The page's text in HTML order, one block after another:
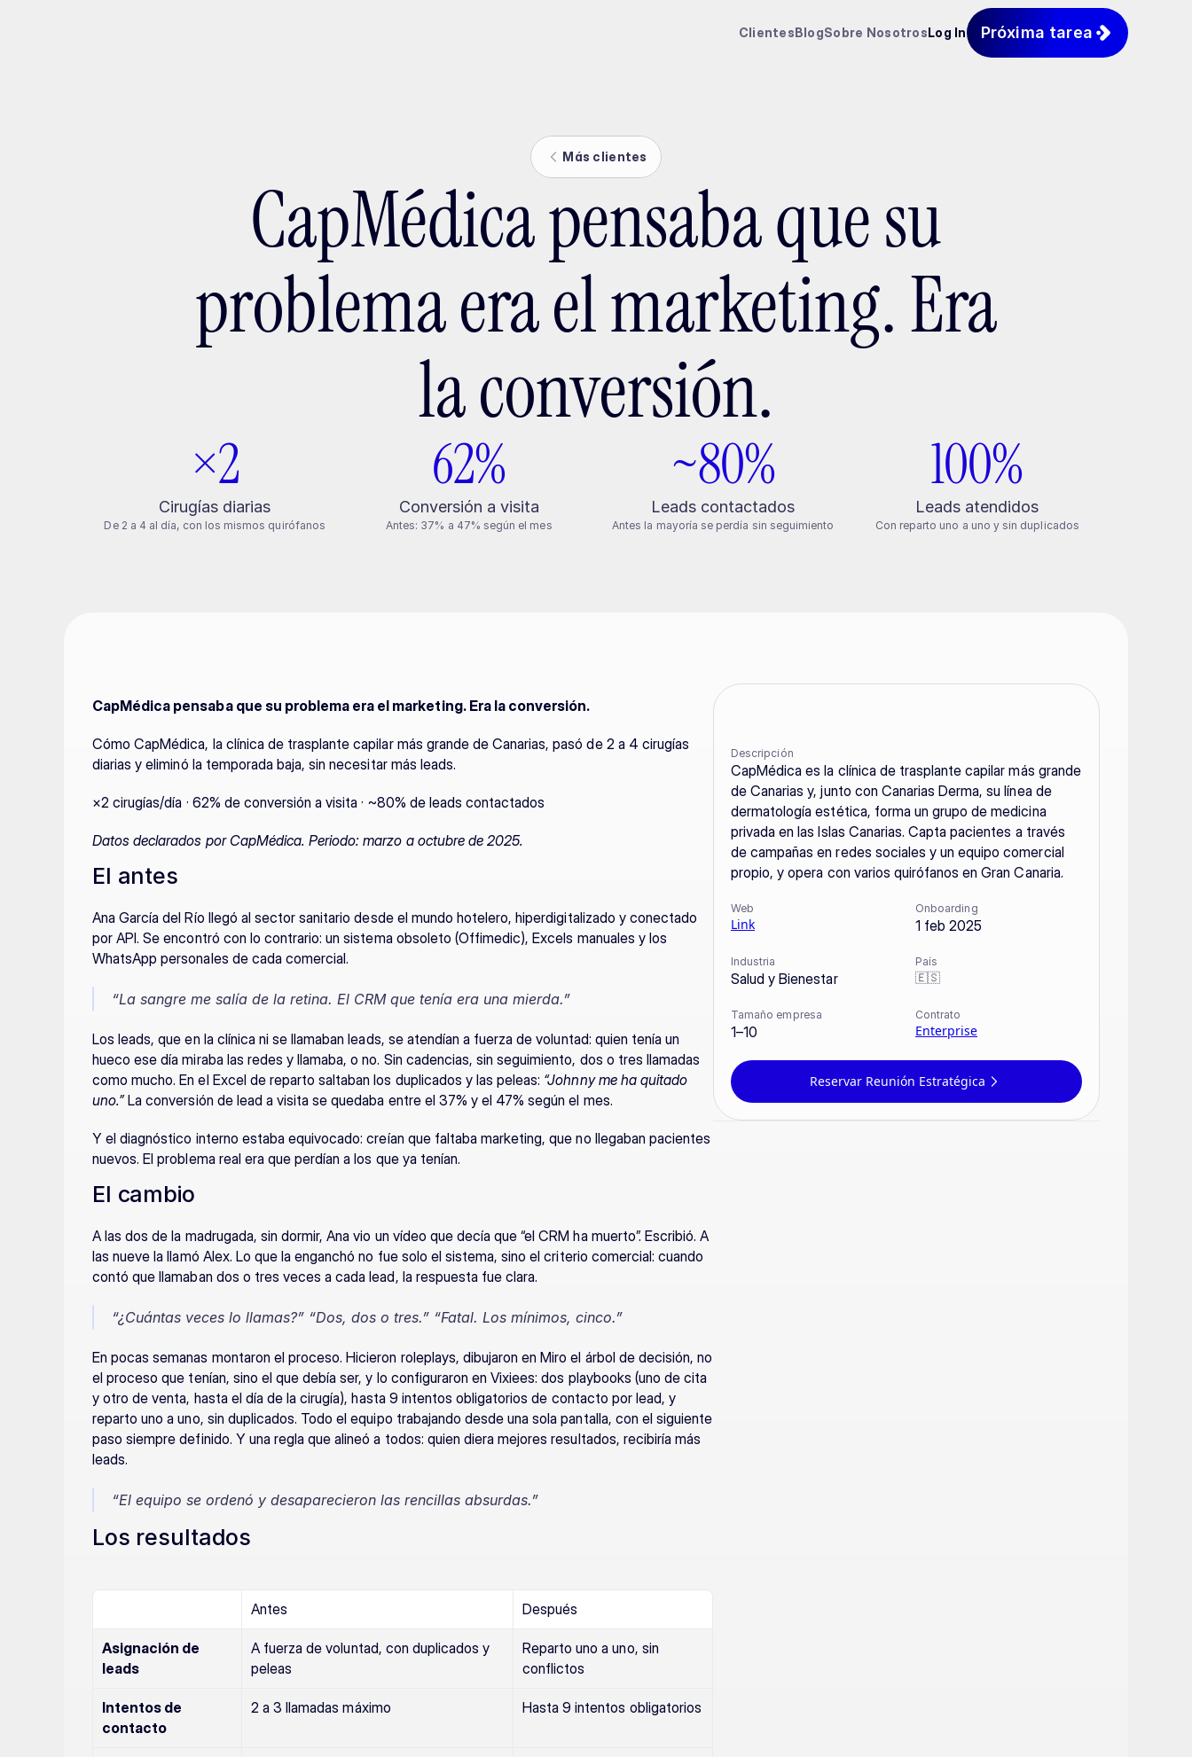
ClientesBlogSobre NosotrosLog In Próxima tarea
Más clientes
CapMédica pensaba que su
problema era el marketing. Era
la conversión.
×2
Cirugías diarias
De 2 a 4 al día, con los mismos quirófanos
62%
Conversión a visita
Antes: 37% a 47% según el mes
~80%
Leads contactados
Antes la mayoría se perdía sin seguimiento
100%
Leads atendidos
Con reparto uno a uno y sin duplicados
CapMédica pensaba que su problema era el marketing. Era la conversión.
Cómo CapMédica, la clínica de trasplante capilar más grande de Canarias, pasó de 2 a 4 cirugías
diarias y eliminó la temporada baja, sin necesitar más leads.
×2 cirugías/día · 62% de conversión a visita · ~80% de leads contactados
Datos declarados por CapMédica. Periodo: marzo a octubre de 2025.
El antes
Ana García del Río llegó al sector sanitario desde el mundo hotelero, hiperdigitalizado y conectado
por API. Se encontró con lo contrario: un sistema obsoleto (Offimedic), Excels manuales y los
WhatsApp personales de cada comercial.
“La sangre me salía de la retina. El CRM que tenía era una mierda.”
Los leads, que en la clínica ni se llamaban leads, se atendían a fuerza de voluntad: quien tenía un
hueco ese día miraba las redes y llamaba, o no. Sin cadencias, sin seguimiento, dos o tres llamadas
como mucho. En el Excel de reparto saltaban los duplicados y las peleas: “Johnny me ha quitado
uno.” La conversión de lead a visita se quedaba entre el 37% y el 47% según el mes.
Y el diagnóstico interno estaba equivocado: creían que faltaba marketing, que no llegaban pacientes
nuevos. El problema real era que perdían a los que ya tenían.
El cambio
A las dos de la madrugada, sin dormir, Ana vio un vídeo que decía que “el CRM ha muerto”. Escribió. A
las nueve la llamó Alex. Lo que la enganchó no fue solo el sistema, sino el criterio comercial: cuando
contó que llamaban dos o tres veces a cada lead, la respuesta fue clara.
“¿Cuántas veces lo llamas?” “Dos, dos o tres.” “Fatal. Los mínimos, cinco.”
En pocas semanas montaron el proceso. Hicieron roleplays, dibujaron en Miro el árbol de decisión, no
el proceso que tenían, sino el que debía ser, y lo configuraron en Vixiees: dos playbooks (uno de cita
y otro de venta, hasta el día de la cirugía), hasta 9 intentos obligatorios de contacto por lead, y
reparto uno a uno, sin duplicados. Todo el equipo trabajando desde una sola pantalla, con el siguiente
paso siempre definido. Y una regla que alineó a todos: quien diera mejores resultados, recibiría más
leads.
“El equipo se ordenó y desaparecieron las rencillas absurdas.”
Los resultados
Antes Después
Asignación de
leads
A fuerza de voluntad, con duplicados y
peleas
Reparto uno a uno, sin
conflictos
Intentos de
contacto
2 a 3 llamadas máximo Hasta 9 intentos obligatorios
Descripción
CapMédica es la clínica de trasplante capilar más grande
de Canarias y, junto con Canarias Derma, su línea de
dermatología estética, forma un grupo de medicina
privada en las Islas Canarias. Capta pacientes a través
de campañas en redes sociales y un equipo comercial
propio, y opera con varios quirófanos en Gran Canaria.
Web
Link
Onboarding
1 feb 2025
Industria
Salud y Bienestar
País
🇪🇸
Tamaño empresa
1–10
Contrato
Enterprise
Reservar Reunión Estratégica